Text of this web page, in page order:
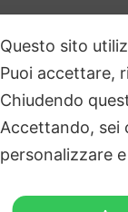
Questo sito
Puoi accettare,
Chiudendo
Accettando, sei
personalizzare